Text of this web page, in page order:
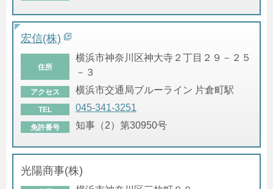
宏信(株)
住所
横浜市神奈川区神大寺２丁目２９－２５
－３
アクセス 横浜市交通局ブルーライン 片倉町駅
TEL 045-341-3251
免許番号 知事（2）第30950号
光陽商事(株)